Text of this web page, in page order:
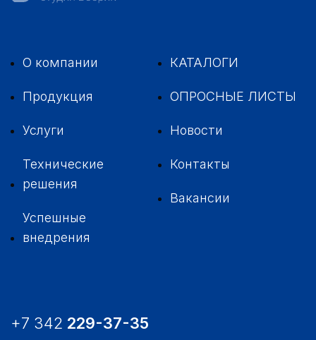
О компании
Продукция
Услуги
Технические
решения
Успешные
внедрения
КАТАЛОГИ
ОПРОСНЫЕ ЛИСТЫ
Новости
Контакты
Вакансии
+7 342 229-37-35